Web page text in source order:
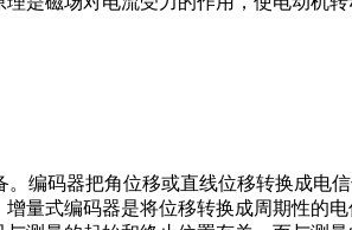
编码器把角位移或直线位移转换成电
量式编码器是将位移转换成周期性的